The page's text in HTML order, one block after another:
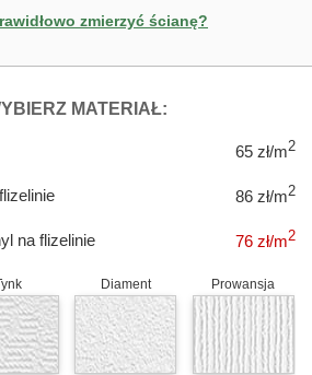
zmierzyć ścianę?
MATERIAŁ:
65 zł/m2
86 zł/m2
na flizelinie 76 zł/m2
Diament Prowansja